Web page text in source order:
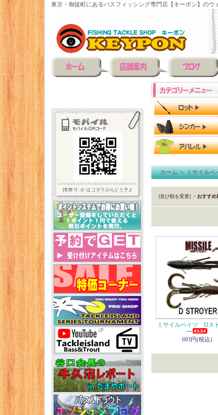
東京・御徒町にあるバスフィッシング専門店【キーポン】のウ
ホーム＞ミサイルベ
[並び順を変更] ・おすすめ
ミサイルベイツ Dス
ー
693円(税込)